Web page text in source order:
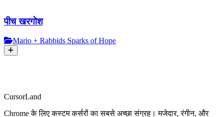
पीच खरगोश
Mario + Rabbids Sparks of Hope
CursorLand
Chrome के लिए कस्टम कर्सरों का सबसे अच्छा संग्रह। मजेदार, रंगीन, और